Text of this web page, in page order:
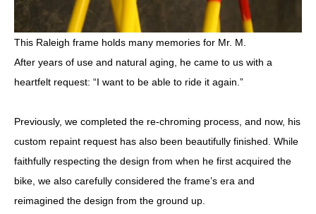
This Raleigh frame holds many memories for Mr. M.
After years of use and natural aging, he came to us with a
heartfelt request: “I want to be able to ride it again.”
Previously, we completed the re-chroming process, and now, his
custom repaint request has also been beautifully finished. While
faithfully respecting the design from when he first acquired the
bike, we also carefully considered the frame’s era and
reimagined the design from the ground up.